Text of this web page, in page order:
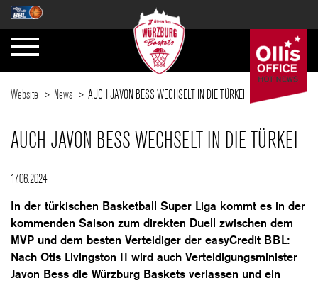
Website News AUCH JAVON BESS WECHSELT IN DIE TÜRKEI
AUCH JAVON BESS WECHSELT IN DIE TÜRKEI
17.06.2024
In der türkischen Basketball Super Liga kommt es in der
kommenden Saison zum direkten Duell zwischen dem
MVP und dem besten Verteidiger der easyCredit BBL:
Nach Otis Livingston II wird auch Verteidigungsminister
Javon Bess die Würzburg Baskets verlassen und ein